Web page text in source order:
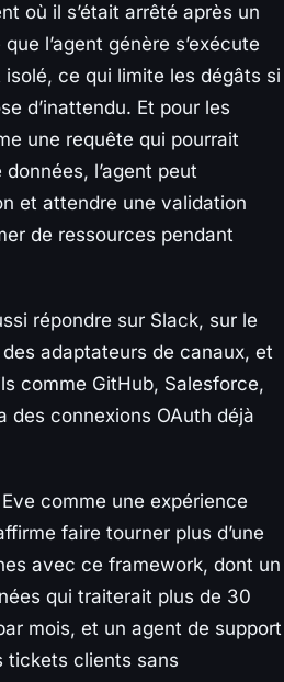
où il s’était arrêté après un
l’agent génère s’exécute
ce qui limite les dégâts si
d’inattendu. Et pour les
une requête qui pourrait
l’agent peut
et attendre une validation
de ressources pendant
répondre sur Slack, sur le
adaptateurs de canaux, et
comme GitHub, Salesforce,
des connexions OAuth déjà
comme une expérience
faire tourner plus d’une
avec ce framework, dont un
qui traiterait plus de 30
mois, et un agent de support
tickets clients sans